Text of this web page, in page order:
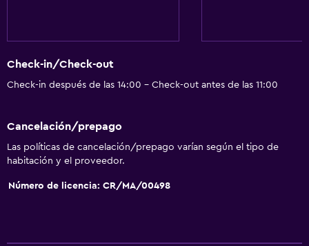
Check-in/Check-out
Check-in después de las 14:00 - Check-out antes de las 11:00
Cancelación/prepago
Las políticas de cancelación/prepago varían según el tipo de
habitación y el proveedor.
Número de licencia: CR/MA/00498